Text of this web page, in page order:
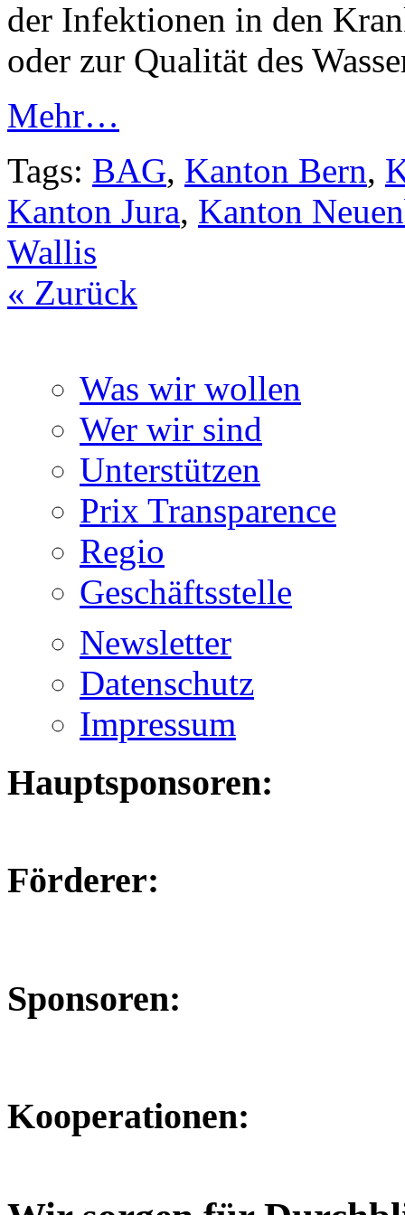
der Infektionen in den
oder zur Qualität des
Mehr…
Tags: BAG, Kanton Bern,
Kanton Jura, Kanton
Wallis
« Zurück
Was wir wollen
Wer wir sind
Unterstützen
Prix Transparence
Regio
Geschäftsstelle
Newsletter
Datenschutz
Impressum
Hauptsponsoren:
Förderer:
Sponsoren:
Kooperationen: